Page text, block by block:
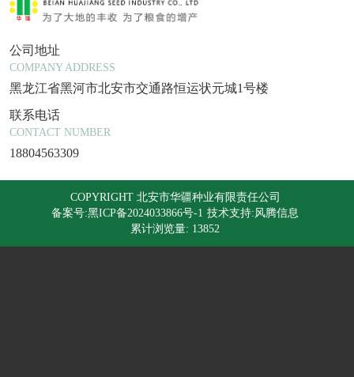
公司地址
COMPANY ADDRESS
黑龙江省黑河市北安市交通路恒运状元城1号楼
联系电话
CONTACT NUMBER
18804563309
COPYRIGHT 北安市华疆种业有限责任公司
备案号:黑ICP备2024033866号-1 技术支持:风腾信息
累计浏览量: 13852